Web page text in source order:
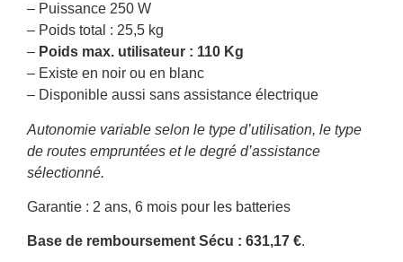
– Puissance 250 W
– Poids total : 25,5 kg
– Poids max. utilisateur : 110 Kg
– Existe en noir ou en blanc
– Disponible aussi sans assistance électrique
Autonomie variable selon le type d’utilisation, le type
de routes empruntées et le degré d’assistance
sélectionné.
Garantie : 2 ans, 6 mois pour les batteries
Base de remboursement Sécu : 631,17 €.